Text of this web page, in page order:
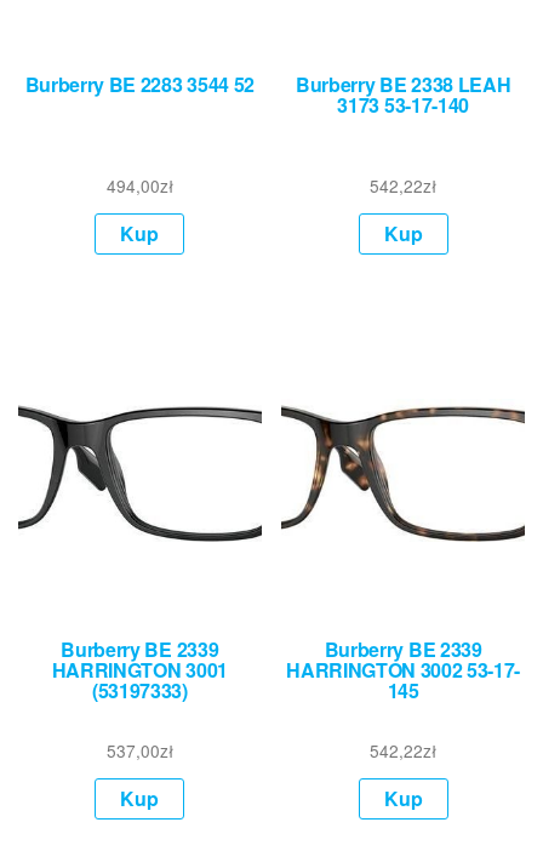
Burberry BE 2283 3544 52
494,00zł
Kup
Burberry BE 2338 LEAH
3173 53-17-140
542,22zł
Kup
Burberry BE 2339
HARRINGTON 3001
(53197333)
537,00zł
Kup
Burberry BE 2339
HARRINGTON 3002 53-17-
145
542,22zł
Kup